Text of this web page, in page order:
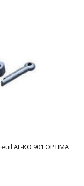
AL-KO 901 OPTIMA